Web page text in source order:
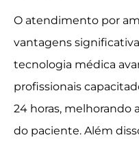
O atendimento por
vantagens
tecnologia médica
profissionais
24 horas, melhorando
do paciente. Além